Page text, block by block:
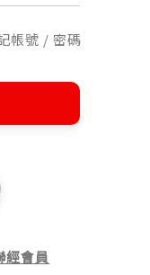
帳號 / 密碼
經會員